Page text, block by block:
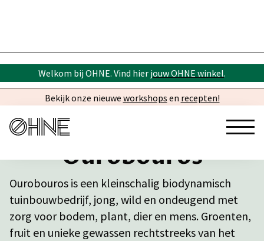
Welkom bij OHNE. Vind hier jouw OHNE winkel.
Bekijk onze nieuwe workshops en recepten!
Ourobouros
Ourobouros is een kleinschalig biodynamisch
tuinbouwbedrijf, jong, wild en ondeugend met
zorg voor bodem, plant, dier en mens. Groenten,
fruit en unieke gewassen rechtstreeks van het